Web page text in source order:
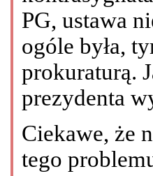
PG, ustawa
ogóle była,
prokuraturą.
prezydenta
Ciekawe, że
tego